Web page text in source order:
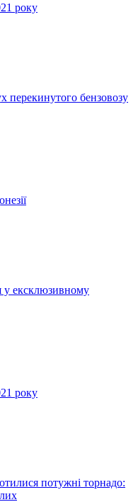
року
перекинутого бензовозу
у ексклюзивному
року
потужні торнадо: